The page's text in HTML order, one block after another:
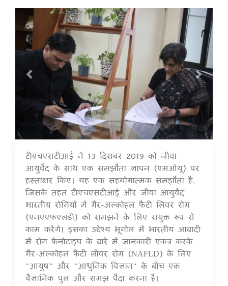
Previous Next
16 Jul 2020
टीएचएसटीआई ने 13 दिसंबर 2019 को जीवा
आयुर्वेद के साथ एक समझौता ज्ञापन (एमओयू) पर
हस्ताक्षर किए। यह एक सहयोगात्मक समझौता है,
जिसके तहत टीएचएसटीआई और जीवा आयुर्वेद
भारतीय रोगियों में गैर-अल्कोहल फैटी लिवर रोग
(एनएएफएलडी) को समझने के लिए संयुक्त रूप से
काम करेंगे। इसका उद्देश्य भूगोल में भारतीय आबादी
में रोग फेनोटाइप के बारे में जानकारी एकत्र करके
गैर-अल्कोहल फैटी लीवर रोग (NAFLD) के लिए
"आयुष" और "आधुनिक विज्ञान" के बीच एक
वैज्ञानिक पुल और समझ पैदा करना है।